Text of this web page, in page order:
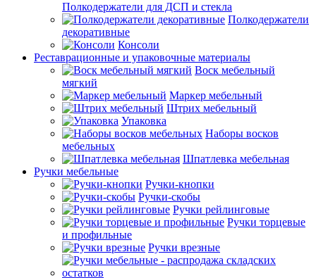
Полкодержатели для ДСП и стекла
Полкодержатели
декоративные
Консоли
Реставрационные и упаковочные материалы
Воск мебельный
мягкий
Маркер мебельный
Штрих мебельный
Упаковка
Наборы восков
мебельных
Шпатлевка мебельная
Ручки мебельные
Ручки-кнопки
Ручки-скобы
Ручки рейлинговые
Ручки торцевые
и профильные
Ручки врезные